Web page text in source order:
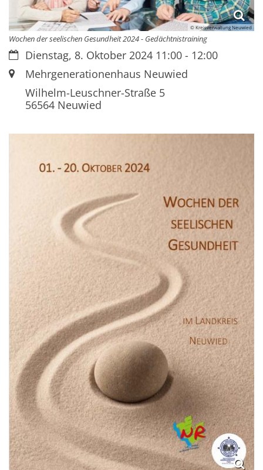
© Kreisverwaltung Neuwied
Wochen der seelischen Gesundheit 2024 - Gedächtnistraining
Datum:Dienstag, 8. Oktober 2024 11:00 - 12:00
Ort:Mehrgenerationenhaus Neuwied
Wilhelm-Leuschner-Straße 5
56564Neuwied